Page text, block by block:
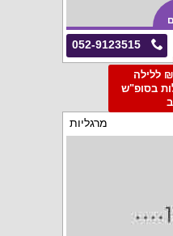
052-9123515
החל מ5000 ₪ ללילה
2 לילות בסופ"ש
מרגליות